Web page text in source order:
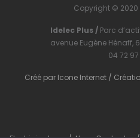
Copyright © 2020
Idelec Plus / Parc
avenue Eugène Hénaff,
04 72
Créé par Icone Internet /